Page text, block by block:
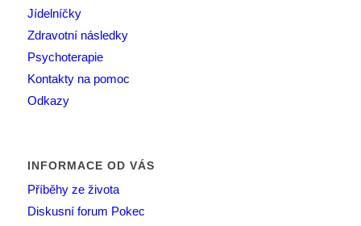
Jídelníčky
Zdravotní následky
Psychoterapie
Kontakty na pomoc
Odkazy
INFORMACE OD VÁS
Příběhy ze života
Diskusní forum Pokec